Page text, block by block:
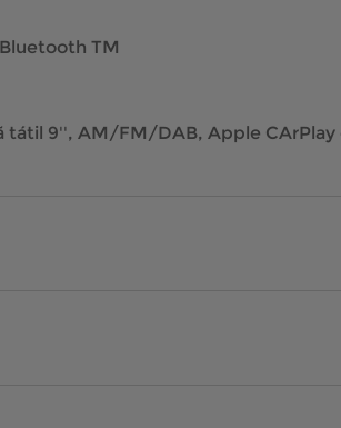
TM
tátil 9'', AM/FM/DAB, Apple